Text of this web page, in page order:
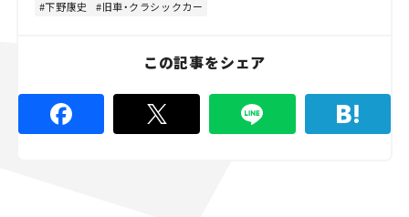
下野康史 旧車・クラシックカー
この記事をシェア